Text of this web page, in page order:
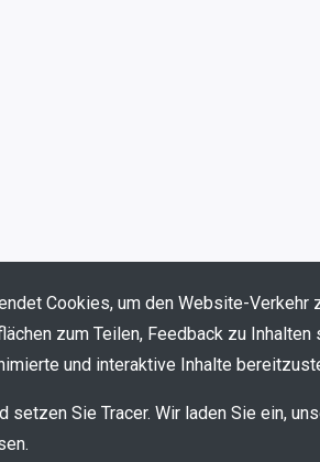
Cookies, um den Website-Verkehr
zum Teilen, Feedback zu Inhalten
und interaktive Inhalte
setzen Sie Tracer. Wir laden Sie ein,